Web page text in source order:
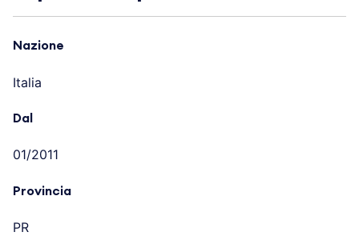
Nazione
Italia
Dal
01/2011
Provincia
PR